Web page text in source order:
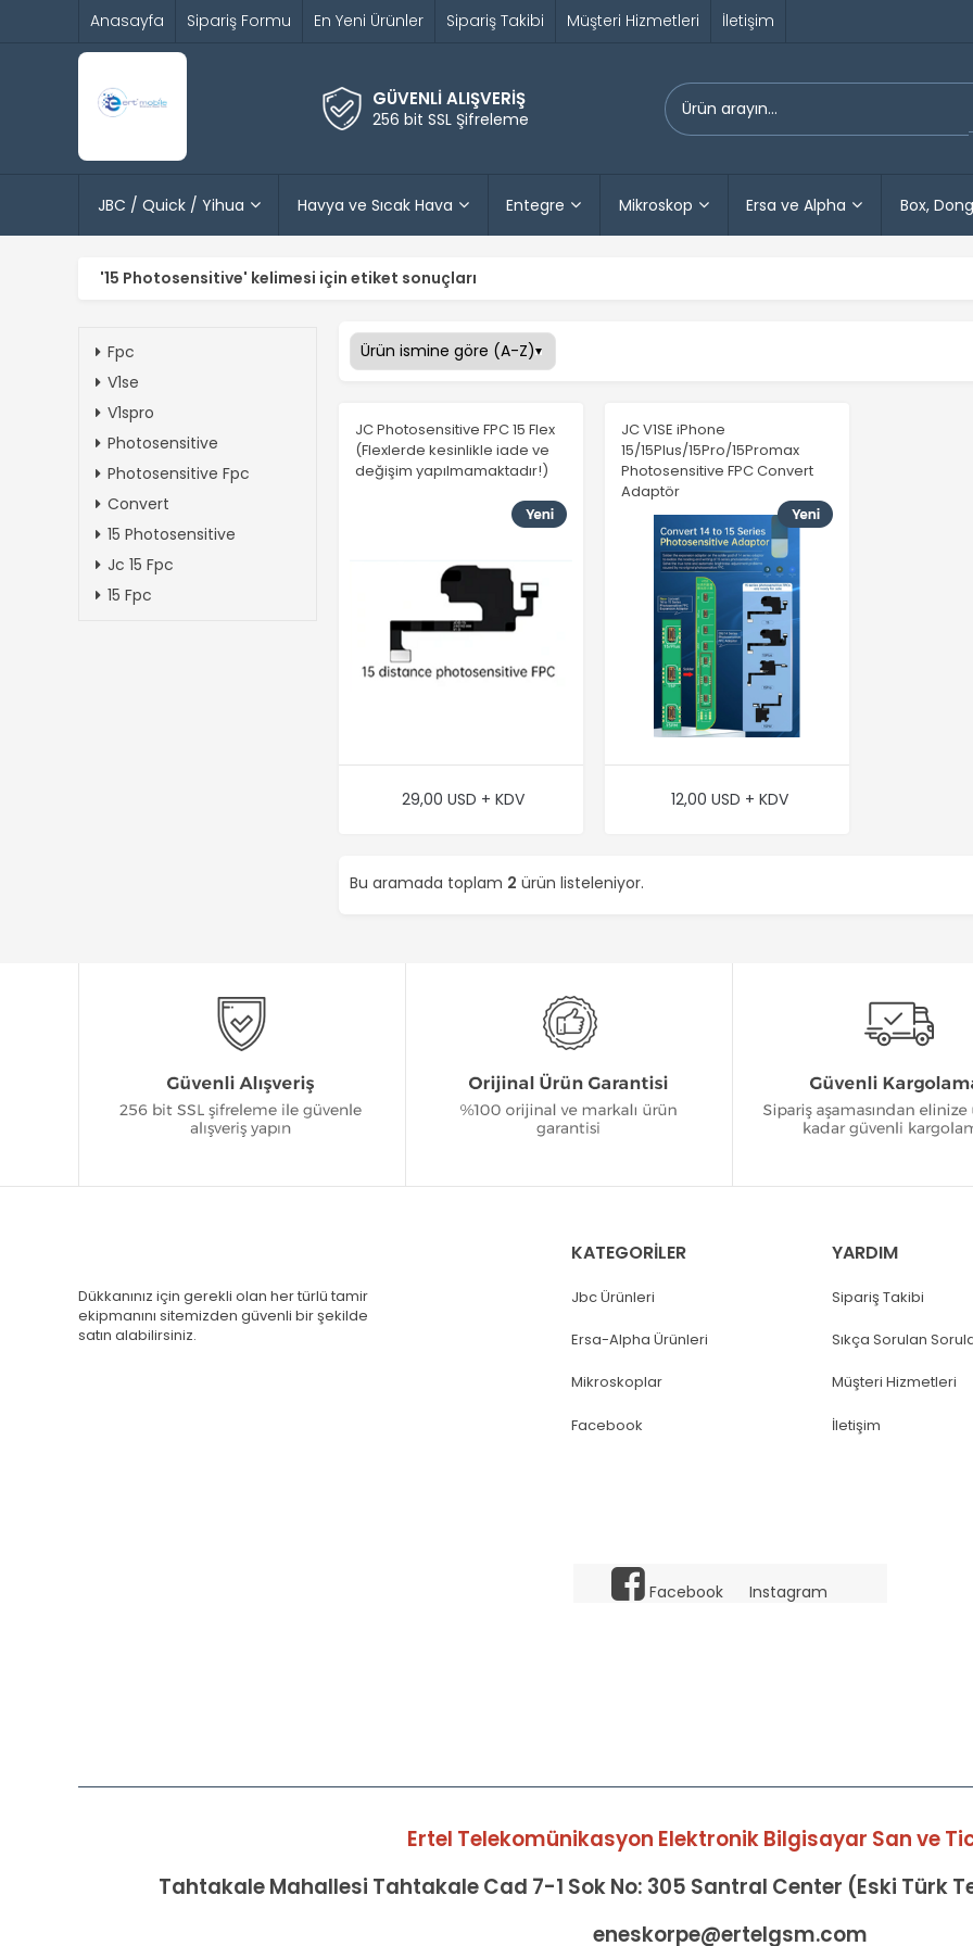
Anasayfa Sipariş Formu En Yeni Ürünler Sipariş Takibi Müşteri Hizmetleri İletişim
GÜVENLİ ALIŞVERİŞ
256 bit SSL Şifreleme
JBC / Quick / Yihua Havya ve Sıcak Hava Entegre Mikroskop Ersa ve Alpha Box,
'15 Photosensitive' kelimesi için etiket sonuçları
Fpc
V1se
V1spro
Photosensitive
Photosensitive Fpc
Convert
15 Photosensitive
Jc 15 Fpc
15 Fpc
JC Photosensitive FPC 15 Flex
(Flexlerde kesinlikle iade ve
değişim yapılmamaktadır!)
29,00 USD + KDV
JC V1SE iPhone
15/15Plus/15Pro/15Promax
Photosensitive FPC Convert
Adaptör
12,00 USD + KDV
Bu aramada toplam 2 ürün listeleniyor.
Dükkanınız için gerekli olan her türlü tamir
ekipmanını sitemizden güvenli bir şekilde
satın alabilirsiniz.
KATEGORİLER
Jbc Ürünleri
Ersa-Alpha Ürünleri
Mikroskoplar
Facebook
YARDIM
Sipariş Takibi
Sıkça Sorulan
Müşteri Hizmetleri
İletişim
Facebook Instagram
Ertel Telekomünikasyon Elektronik Bilgisayar San ve
Tahtakale Mahallesi Tahtakale Cad 7-1 Sok No: 305 Santral Center (Eski Türk
eneskorpe@ertelgsm.com